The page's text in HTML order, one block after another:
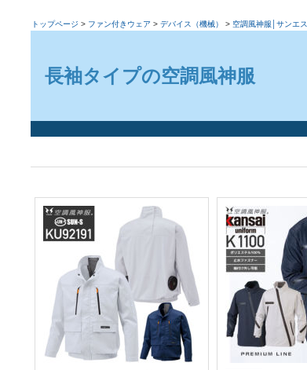
トップページ > ファン付きウェア > デバイス（機械） > 空調風神服│サンエス
長袖タイプの空調風神服